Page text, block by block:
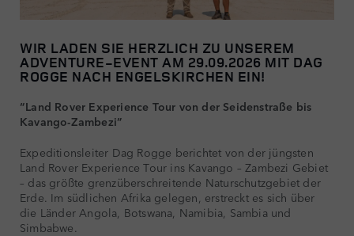
WIR LADEN SIE HERZLICH ZU UNSEREM
ADVENTURE-EVENT AM 29.09.2026 MIT DAG
ROGGE NACH ENGELSKIRCHEN EIN!
“Land Rover Experience Tour von der Seidenstraße bis
Kavango-Zambezi”
Expeditionsleiter Dag Rogge berichtet von der jüngsten
Land Rover Experience Tour ins Kavango – Zambezi Gebiet
– das größte grenzüberschreitende Naturschutzgebiet der
Erde. Im südlichen Afrika gelegen, erstreckt es sich über
die Länder Angola, Botswana, Namibia, Sambia und
Simbabwe.